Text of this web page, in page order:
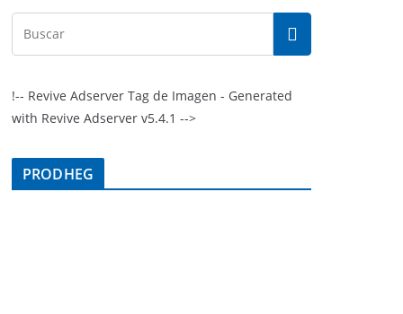
!-- Revive Adserver Tag de Imagen - Generated
with Revive Adserver v5.4.1 -->
PRODHEG